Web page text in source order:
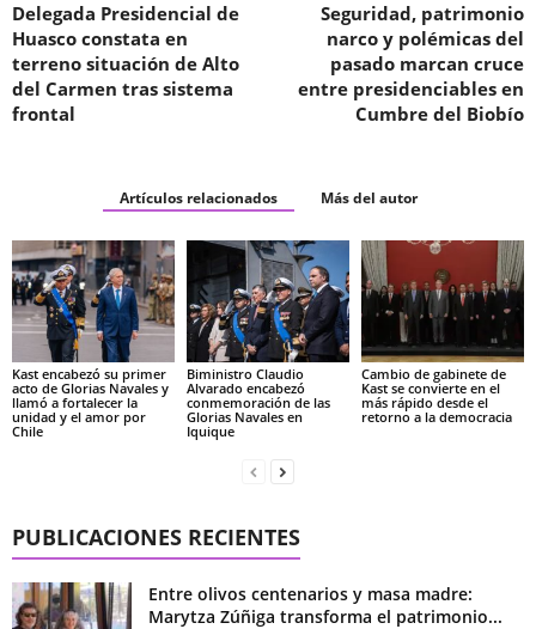
Delegada Presidencial de
Huasco constata en
terreno situación de Alto
del Carmen tras sistema
frontal
Seguridad, patrimonio
narco y polémicas del
pasado marcan cruce
entre presidenciables en
Cumbre del Biobío
Artículos relacionados Más del autor
Kast encabezó su primer
acto de Glorias Navales y
llamó a fortalecer la
unidad y el amor por
Chile
Biministro Claudio
Alvarado encabezó
conmemoración de las
Glorias Navales en
Iquique
Cambio de gabinete de
Kast se convierte en el
más rápido desde el
retorno a la democracia
PUBLICACIONES RECIENTES
Entre olivos centenarios y masa madre:
Marytza Zúñiga transforma el patrimonio...